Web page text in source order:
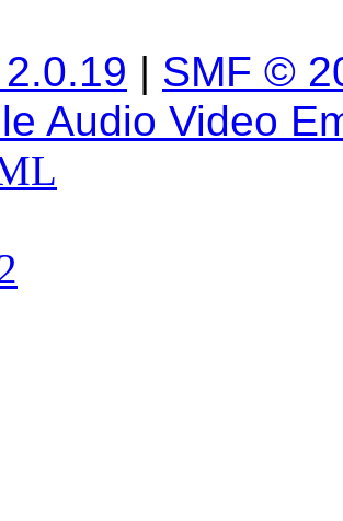
| SMF ©
Audio Video